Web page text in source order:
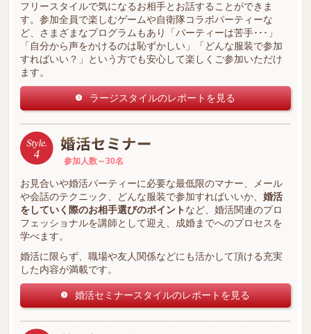
フリースタイルで気になるお相手とお話することができま
す。参加全員で楽しむゲームや自衛隊コラボパーティーな
ど、さまざまなプログラムもあり「パーティーは苦手･･･」
「自分から声をかけるのは恥ずかしい」「どんな服装で参加
すればいい？」という方でも安心して楽しくご参加いただけ
ます。
ラージスタイルのレポートを見る
参加人数～30名
お見合いや婚活パーティーに必要な最低限のマナー、メール
や会話のテクニック、どんな服装で参加すればいいか、 婚活
をしていく際のお相手選びのポイントなど、婚活関連のプロ
フェッショナルを講師として迎え、成婚までへのプロセスを
学べます。
婚活に限らず、職場や友人関係などにも活かして頂ける充実
した内容が満載です。
婚活セミナースタイルのレポートを見る